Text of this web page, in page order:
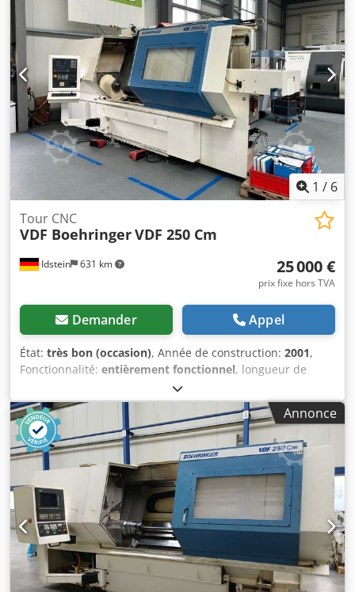
outil : codeur de position angulaire entièrement remplacé,
la tourelle indexe conformément à la fiche technique sans
aucune erreur et avec une précision maximale, commande
CNC : alimentation révisée par un professionnel,
entraînement de la broche principale : partie
puissance/entraînement entièrement révisée, avec
mandrin hydraulique et mors de base. Une visite sur place
est possible. Cjdpfoy U Nqnox Abkerf
1 / 6
Idstein 631 km
Tour CNC
VDF BoehringerVDF 250 Cm
25 000 €
prix fixe hors TVA
Demander Appel
État: très bon (occasion), Année de construction: 2001,
Fonctionnalité: entièrement fonctionnel, longueur de
, diamètre de tournage:
Révision du tourelle en 2021 • Pompe d’arrosage (KSS) avec
pression/débit accru en 2021 Csdpfewwkx Esx Abkjrf •
Tube de traction remplacé et broche entièrement révisée
et rodée en 2022 • Préparée pour le chargement
automatique des pièces par cellule robotisée Commande :
CNC Siemens 840 D avec écran couleur DONNÉES
TECHNIQUES Diamètre de passage maximum : 550 mm
Diamètre de tournage maximum : 480 mm Longueur de
tournage : 1000 mm Alésage de broche : 78 mm Puissance
moteur (50%) : 53 kW Plage de vitesse (monorégime) : 30 –
4000 tr/min Tourelle tambour Nombre de postes : 12, dont
6 entraînés Porte-outils à queue cylindrique : 40 mm Plage
Annonce